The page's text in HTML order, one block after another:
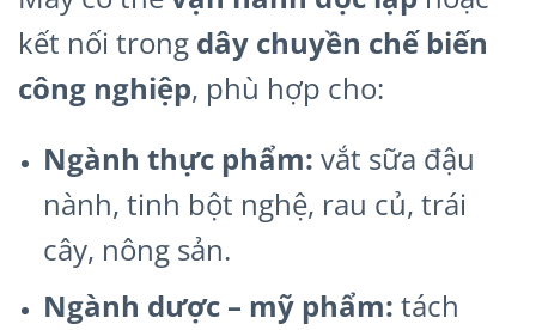
kết nối trong dây chuyền chế biến
công nghiệp, phù hợp cho:
Ngành thực phẩm: vắt sữa đậu
nành, tinh bột nghệ, rau củ, trái
cây, nông sản.
Ngành dược – mỹ phẩm: tách